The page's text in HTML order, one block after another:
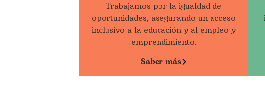
Trabajamos por la igualdad de
oportunidades, asegurando un acceso
inclusivo a la educación y al empleo y
emprendimiento.
Saber más